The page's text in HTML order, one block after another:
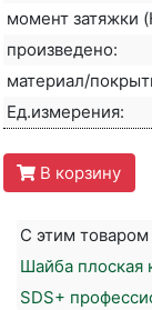
момент затяжки
произведено:
материал/
Ед.измерения:
В корзину
С этим
Шайба плоская
SDS+